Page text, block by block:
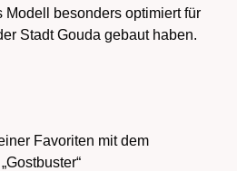
Modell besonders optimiert für
Stadt Gouda gebaut haben.
Favoriten mit dem